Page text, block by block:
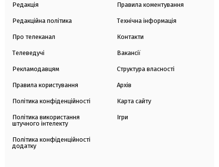
Редакція
Редакційна політика
Про телеканал
Телеведучі
Рекламодавцям
Правила користування
Політика конфіденційності
Політика використання
штучного інтелекту
Політика конфіденційності
додатку
Правила коментування
Технічна інформація
Контакти
Вакансії
Структура власності
Архів
Карта сайту
Ігри